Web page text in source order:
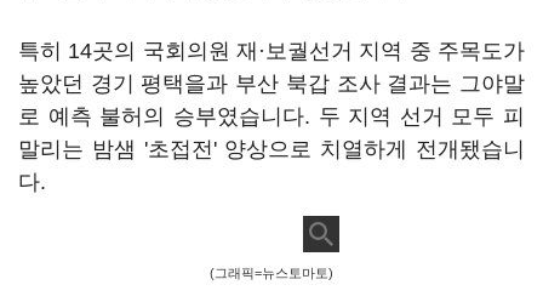
특히 14곳의 국회의원 재·보궐선거 지역 중 주목도가
높았던 경기 평택을과 부산 북갑 조사 결과는 그야말
로 예측 불허의 승부였습니다. 두 지역 선거 모두 피
말리는 밤샘 '초접전' 양상으로 치열하게 전개됐습니
다.
(그래픽=뉴스토마토)